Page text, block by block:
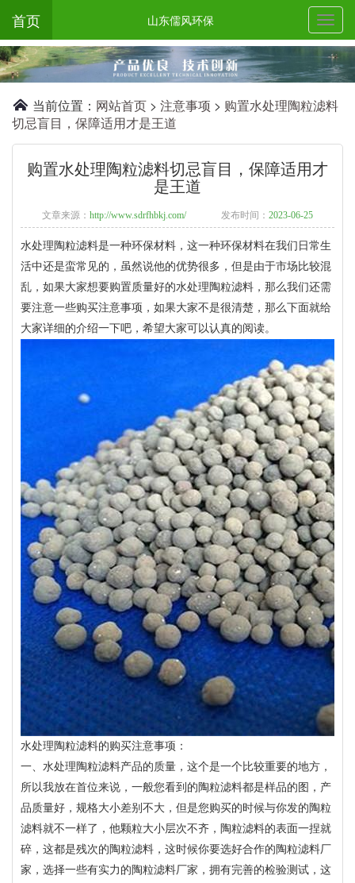
首页 山东儒风环保
当前位置： 网站首页 > 注意事项 > 购置水处理陶粒滤料
切忌盲目，保障适用才是王道
购置水处理陶粒滤料切忌盲目，保障适用才
是王道
文章来源： http://www.sdrfhbkj.com/ 发布时间： 2023-06-25
水处理陶粒滤料是一种环保材料，这一种环保材料在我们日常生
活中还是蛮常见的，虽然说他的优势很多，但是由于市场比较混
乱，如果大家想要购置质量好的水处理陶粒滤料，那么我们还需
要注意一些购买注意事项，如果大家不是很清楚，那么下面就给
大家详细的介绍一下吧，希望大家可以认真的阅读。
水处理陶粒滤料的购买注意事项：
一、水处理陶粒滤料产品的质量，这个是一个比较重要的地方，
所以我放在首位来说，一般您看到的陶粒滤料都是样品的图，产
品质量好，规格大小差别不大，但是您购买的时候与你发的陶粒
滤料就不一样了，他颗粒大小层次不齐，陶粒滤料的表面一捏就
碎，这都是残次的陶粒滤料，这时候你要选好合作的陶粒滤料厂
家，选择一些有实力的陶粒滤料厂家，拥有完善的检验测试，这